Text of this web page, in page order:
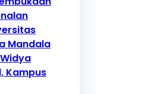
Mandala
Kampus